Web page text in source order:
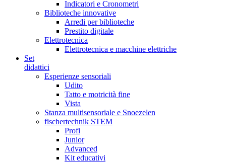
Indicatori e Cronometri
Biblioteche innovative
Arredi per biblioteche
Prestito digitale
Elettrotecnica
Elettrotecnica e macchine elettriche
Set
didattici
Esperienze sensoriali
Udito
Tatto e motricità fine
Vista
Stanza multisensoriale e Snoezelen
fischertechnik STEM
Profi
Junior
Advanced
Kit educativi